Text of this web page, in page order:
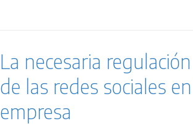
La necesaria regulación
de las redes sociales
empresa